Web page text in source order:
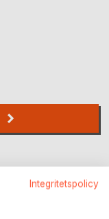
Integritetspolicy